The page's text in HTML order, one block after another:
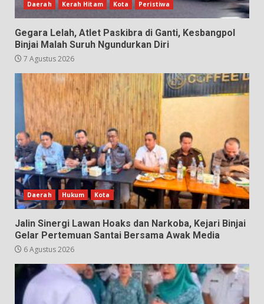
Daerah Kerah Hitam Kota Peristiwa
Gegara Lelah, Atlet Paskibra di Ganti, Kesbangpol
Binjai Malah Suruh Ngundurkan Diri
7 Agustus 2026
Daerah Hukum Kota
Jalin Sinergi Lawan Hoaks dan Narkoba, Kejari Binjai
Gelar Pertemuan Santai Bersama Awak Media
6 Agustus 2026